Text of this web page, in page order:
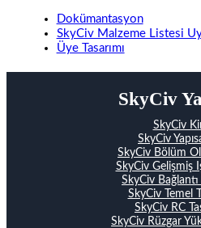
Dokümantasyon
SkyCiv Malzeme Listesi
Üye Tasarımı
SkyCiv
SkyCiv
SkyCiv
SkyCiv Bölüm
SkyCiv Gelişmiş
SkyCiv Bağlantı
SkyCiv Temel
SkyCiv RC
SkyCiv Rüzgar